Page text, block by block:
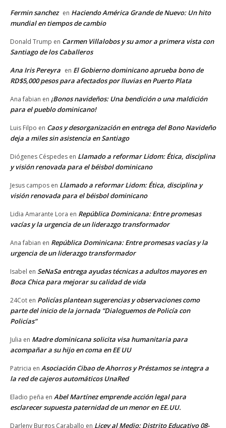
Fermin sanchez en Haciendo América Grande de Nuevo: Un hito
mundial en tiempos de cambio
Donald Trump en Carmen Villalobos y su amor a primera vista con
Santiago de los Caballeros
Ana Iris Pereyra en El Gobierno dominicano aprueba bono de
RD$5,000 pesos para afectados por lluvias en Puerto Plata
Ana fabian en ¡Bonos navideños: Una bendición o una maldición
para el pueblo dominicano!
Luis Filpo en Caos y desorganización en entrega del Bono Navideño
deja a miles sin asistencia en Santiago
Diógenes Céspedes en Llamado a reformar Lidom: Ética, disciplina
y visión renovada para el béisbol dominicano
Jesus campos en Llamado a reformar Lidom: Ética, disciplina y
visión renovada para el béisbol dominicano
Lidia Amarante Lora en República Dominicana: Entre promesas
vacías y la urgencia de un liderazgo transformador
Ana fabian en República Dominicana: Entre promesas vacías y la
urgencia de un liderazgo transformador
Isabel en SeNaSa entrega ayudas técnicas a adultos mayores en
Boca Chica para mejorar su calidad de vida
24Cot en Policías plantean sugerencias y observaciones como
parte del inicio de la jornada “Dialoguemos de Policía con
Policías”
Julia en Madre dominicana solicita visa humanitaria para
acompañar a su hijo en coma en EE UU
Patricia en Asociación Cibao de Ahorros y Préstamos se integra a
la red de cajeros automáticos UnaRed
Eladio peña en Abel Martínez emprende acción legal para
esclarecer supuesta paternidad de un menor en EE.UU.
Darleny Burgos Caraballo en Licey al Medio: Distrito Educativo 08-